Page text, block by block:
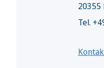
20355
Tel.